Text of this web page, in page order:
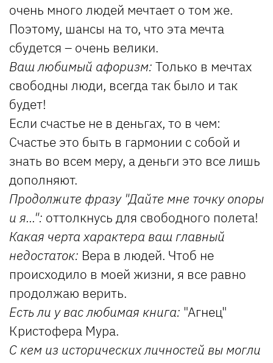
очень много людей мечтает о том же.
Поэтому, шансы на то, что эта мечта
сбудется – очень велики.
Ваш любимый афоризм: Только в мечтах
свободны люди, всегда так было и так
будет!
Если счастье не в деньгах, то в чем:
Счастье это быть в гармонии с собой и
знать во всем меру, а деньги это все лишь
дополняют.
Продолжите фразу "Дайте мне точку опоры
и я...": оттолкнусь для свободного полета!
Какая черта характера ваш главный
недостаток: Вера в людей. Чтоб не
происходило в моей жизни, я все равно
продолжаю верить.
Есть ли у вас любимая книга: "Агнец"
Кристофера Мура.
С кем из исторических личностей вы могли